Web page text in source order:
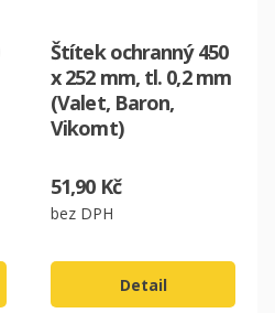
Štítek ochranný 450
x 252 mm, tl. 0,2 mm
(Valet, Baron,
Vikomt)
51,90 Kč
bez DPH
Detail